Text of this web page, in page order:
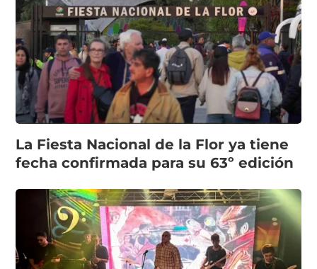
La Fiesta Nacional de la Flor ya tiene
fecha confirmada para su 63º edición